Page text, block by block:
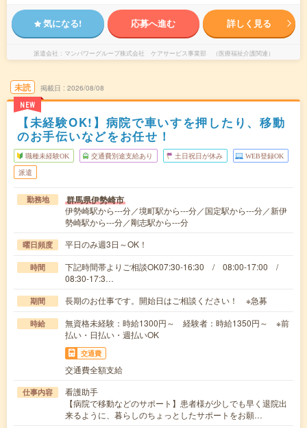
気になる! 応募へ進む 詳しく見る
派遣会社 マンパワーグループ株式会社 ケアサービス事業部 （医療福祉介護関連）
未読
NEW
掲載日 2026/08/08
【未経験OK!】病院で車いすを押したり、移動
のお手伝いなどをお任せ！
職種未経験OK 交通費別途支給あり 土日祝日が休み WEB登録OK
派遣
勤務地 群馬県伊勢崎市
伊勢崎駅から---分／境町駅から---分／国定駅から---分／新伊
勢崎駅から---分／剛志駅から---分
曜日頻度 平日のみ週3日～OK！
時間
下記時間帯よりご相談OK07:30-16:30 / 08:00-17:00 /
08:30-17:3…
期間 長期のお仕事です。開始日はご相談ください！ ※急募
時給
無資格未経験：時給1300円～ 経験者：時給1350円～ ※前
払い・日払い・週払いOK
交通費
交通費全額支給
仕事内容
看護助手
【病院で移動などのサポート】患者様が少しでも早く退院出
来るように、暮らしのちょっとしたサポートをお願…